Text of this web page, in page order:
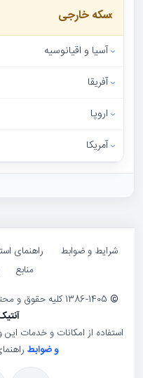
سکه خارجی
آسیا و اقیانوسیه
آفریقا
اروپا
آمریکا
شرایط و ضوابط راهنمای
منابع
©
استفاده از امکانات و خدمات
و ضوابط